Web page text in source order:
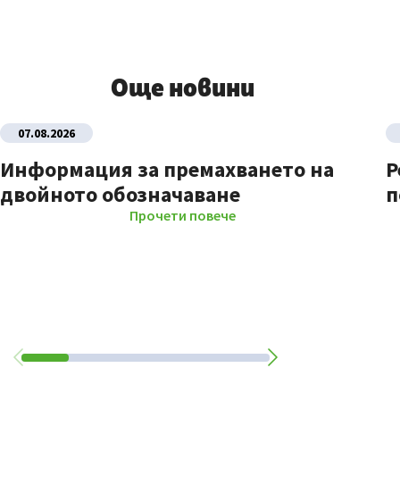
Още новини
07.08.2026
Информация за премахването на
двойното обозначаване
Прочети повече